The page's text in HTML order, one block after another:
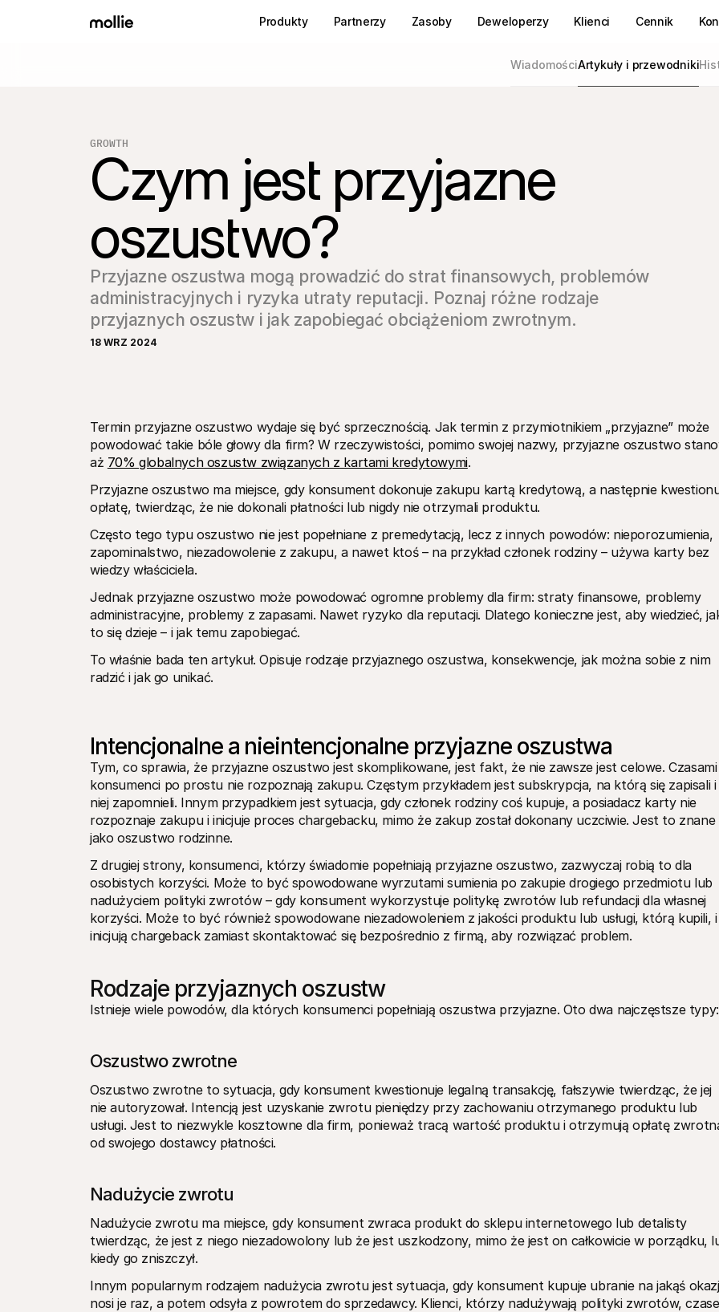
Produkty Partnerzy Zasoby Deweloperzy Klienci Cennik
WiadomościArtykuły i przewodniki
GROWTH
Czym jest przyjazne
oszustwo?
Przyjazne oszustwa mogą prowadzić do strat finansowych, problemów
administracyjnych i ryzyka utraty reputacji. Poznaj różne rodzaje
przyjaznych oszustw i jak zapobiegać obciążeniom zwrotnym.
18 WRZ 2024
Termin przyjazne oszustwo wydaje się być sprzecznością. Jak termin z przymiotnikiem „przyjazne” może
powodować takie bóle głowy dla firm? W rzeczywistości, pomimo swojej nazwy, przyjazne oszustwo
aż 70% globalnych oszustw związanych z kartami kredytowymi.
Przyjazne oszustwo ma miejsce, gdy konsument dokonuje zakupu kartą kredytową, a następnie
opłatę, twierdząc, że nie dokonali płatności lub nigdy nie otrzymali produktu.
Często tego typu oszustwo nie jest popełniane z premedytacją, lecz z innych powodów: nieporozumienia,
zapominalstwo, niezadowolenie z zakupu, a nawet ktoś – na przykład członek rodziny – używa karty bez
wiedzy właściciela.
Jednak przyjazne oszustwo może powodować ogromne problemy dla firm: straty finansowe, problemy
administracyjne, problemy z zapasami. Nawet ryzyko dla reputacji. Dlatego konieczne jest, aby wiedzieć,
to się dzieje – i jak temu zapobiegać.
To właśnie bada ten artykuł. Opisuje rodzaje przyjaznego oszustwa, konsekwencje, jak można sobie z nim
radzić i jak go unikać.
Intencjonalne a nieintencjonalne przyjazne oszustwa
Tym, co sprawia, że przyjazne oszustwo jest skomplikowane, jest fakt, że nie zawsze jest celowe. Czasami
konsumenci po prostu nie rozpoznają zakupu. Częstym przykładem jest subskrypcja, na którą się zapisali
niej zapomnieli. Innym przypadkiem jest sytuacja, gdy członek rodziny coś kupuje, a posiadacz karty nie
rozpoznaje zakupu i inicjuje proces chargebacku, mimo że zakup został dokonany uczciwie. Jest to znane
jako oszustwo rodzinne.
Z drugiej strony, konsumenci, którzy świadomie popełniają przyjazne oszustwo, zazwyczaj robią to dla
osobistych korzyści. Może to być spowodowane wyrzutami sumienia po zakupie drogiego przedmiotu lub
nadużyciem polityki zwrotów – gdy konsument wykorzystuje politykę zwrotów lub refundacji dla własnej
korzyści. Może to być również spowodowane niezadowoleniem z jakości produktu lub usługi, którą kupili, i
inicjują chargeback zamiast skontaktować się bezpośrednio z firmą, aby rozwiązać problem.
Rodzaje przyjaznych oszustw
Istnieje wiele powodów, dla których konsumenci popełniają oszustwa przyjazne. Oto dwa najczęstsze typy:
Oszustwo zwrotne
Oszustwo zwrotne to sytuacja, gdy konsument kwestionuje legalną transakcję, fałszywie twierdząc, że jej
nie autoryzował. Intencją jest uzyskanie zwrotu pieniędzy przy zachowaniu otrzymanego produktu lub
usługi. Jest to niezwykle kosztowne dla firm, ponieważ tracą wartość produktu i otrzymują opłatę
od swojego dostawcy płatności.
Nadużycie zwrotu
Nadużycie zwrotu ma miejsce, gdy konsument zwraca produkt do sklepu internetowego lub detalisty
twierdząc, że jest z niego niezadowolony lub że jest uszkodzony, mimo że jest on całkowicie w porządku,
kiedy go zniszczył.
Innym popularnym rodzajem nadużycia zwrotu jest sytuacja, gdy konsument kupuje ubranie na jakąś
nosi je raz, a potem odsyła z powrotem do sprzedawcy. Klienci, którzy nadużywają polityki zwrotów,